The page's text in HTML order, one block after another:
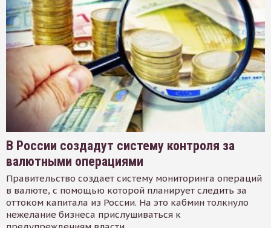
В России создадут систему контроля за
валютными операциями
Правительство создает систему мониторинга операций
в валюте, с помощью которой планирует следить за
оттоком капитала из России. На это кабмин толкнуло
нежелание бизнеса прислушиваться к